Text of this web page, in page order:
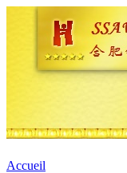
Accueil